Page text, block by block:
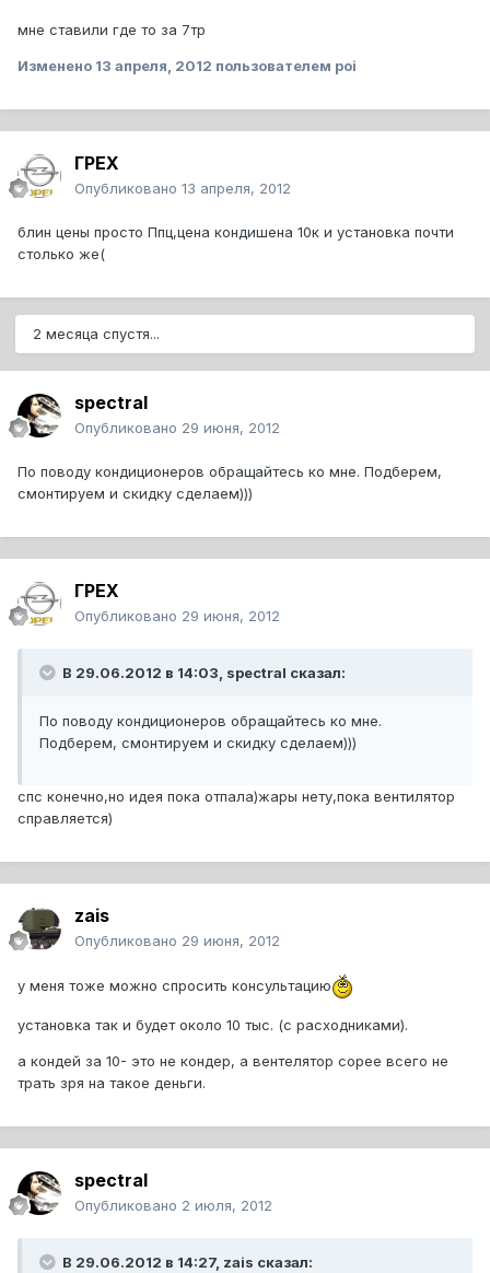
мне ставили где то за 7тр
Изменено 13 апреля, 2012 пользователем poi
ГРЕХ
Опубликовано 13 апреля, 2012
блин цены просто Ппц,цена кондишена 10к и установка почти
столько же(
2 месяца спустя...
spectral
Опубликовано 29 июня, 2012
По поводу кондиционеров обращайтесь ко мне. Подберем,
смонтируем и скидку сделаем)))
ГРЕХ
Опубликовано 29 июня, 2012
В 29.06.2012 в 14:03, spectral сказал:
По поводу кондиционеров обращайтесь ко мне.
Подберем, смонтируем и скидку сделаем)))
спс конечно,но идея пока отпала)жары нету,пока вентилятор
справляется)
zais
Опубликовано 29 июня, 2012
у меня тоже можно спросить консультацию
установка так и будет около 10 тыс. (с расходниками).
а кондей за 10- это не кондер, а вентелятор сорее всего не
трать зря на такое деньги.
spectral
Опубликовано 2 июля, 2012
В 29.06.2012 в 14:27, zais сказал: